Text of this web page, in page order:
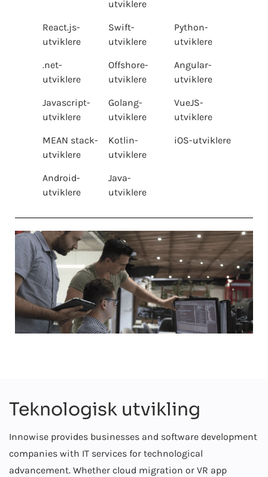
utviklere
React.js-
utviklere
Swift-
utviklere
Python-
utviklere
.net-
utviklere
Offshore-
utviklere
Angular-
utviklere
Javascript-
utviklere
Golang-
utviklere
VueJS-
utviklere
MEAN stack-
utviklere
Kotlin-
utviklere
iOS-utviklere
Android-
utviklere
Java-
utviklere
Teknologisk utvikling
Innowise provides businesses and software development
companies with IT services for technological
advancement. Whether cloud migration or VR app